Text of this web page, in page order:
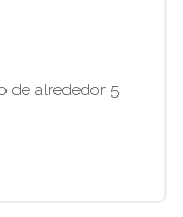
de alrededor 5